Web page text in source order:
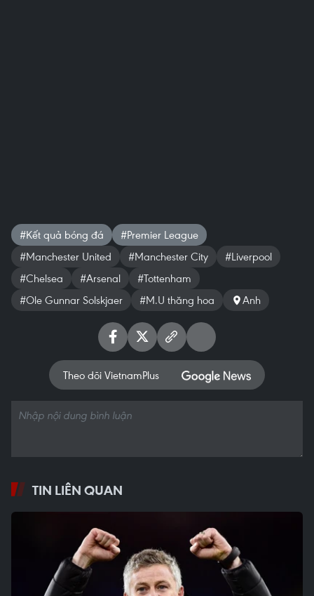
#Kết quả bóng đá
#Premier League
#Manchester United
#Manchester City
#Liverpool
#Chelsea
#Arsenal
#Tottenham
#Ole Gunnar Solskjaer
#M.U thăng hoa Anh
Theo dõi VietnamPlus
TIN LIÊN QUAN